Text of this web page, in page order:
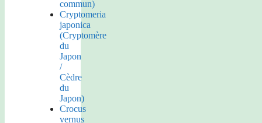
commun)
Cryptomeria
japonica
(Cryptomère
du
Japon
/
Cèdre
du
Japon)
Crocus
vernus